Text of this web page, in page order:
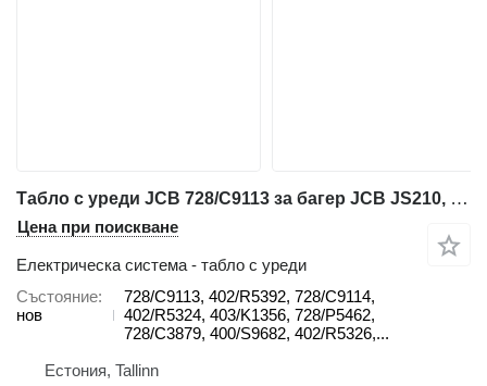
Табло с уреди JCB 728/C9113 за багер JCB JS210, JS220, 210X, 220X, 245XR, 131X, 140X, 150X, 300X, 420X, 520X,402/R5324, 728/D9112, 728/C9113, 403/K1356
Цена при поискване
Електрическа система - табло с уреди
Състояние
нов
728/C9113, 402/R5392, 728/C9114,
402/R5324, 403/K1356, 728/P5462,
728/C3879, 400/S9682, 402/R5326,...
Естония, Tallinn